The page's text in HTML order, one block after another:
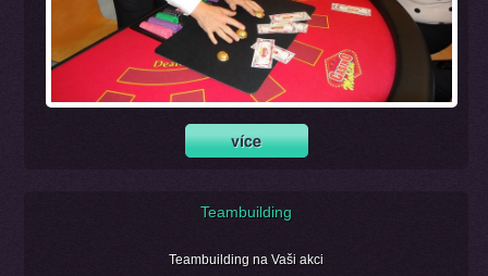
Teambuilding
Teambuilding na Vaši akci